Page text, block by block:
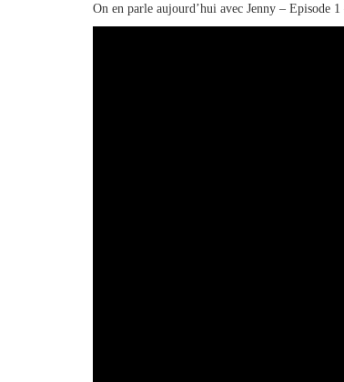
On en parle aujourd’hui avec Jenny – Episode